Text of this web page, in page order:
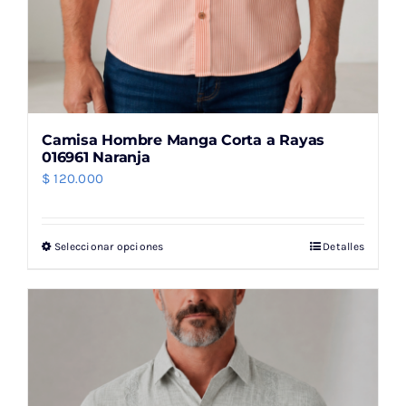
Camisa Hombre Manga Corta a Rayas
016961 Naranja
$ 120.000
Seleccionar opcionesEste
tiene
múltiples
variantes.
Las
opciones
Detalles